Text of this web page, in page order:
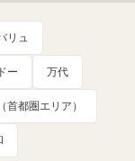
リュ
ー 万代
首都圏エリア）